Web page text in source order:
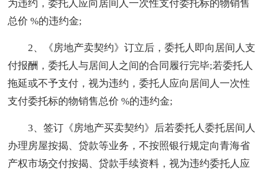
为违约，委托人应向居间人一次性支付委托标的物销售
总价 %的违约金;
2、《房地产卖契约》订立后，委托人即向居间人支
付报酬，委托人与居间人之间的合同履行完毕;若委托人
拖延或不予支付，视为违约，委托人应向居间人一次性
支付委托标的物销售总价 %的违约金;
3、签订《房地产买卖契约》后若委托人委托居间人
办理房屋按揭、贷款等业务，不按照银行规定向青海省
产权市场交付按揭、贷款手续资料，视为违约委托人应